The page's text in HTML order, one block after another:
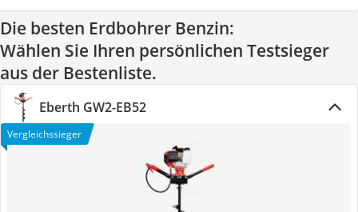
Die besten Erdbohrer Benzin:
Wählen Sie Ihren persönlichen Testsieger
aus der Bestenliste.
Eberth ‎GW2-EB52
Vergleichssieger